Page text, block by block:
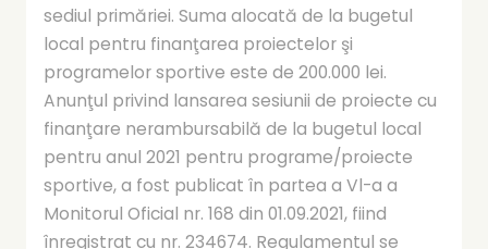
sediul primăriei. Suma alocată de la bugetul
local pentru finanţarea proiectelor şi
programelor sportive este de 200.000 lei.
Anunţul privind lansarea sesiunii de proiecte cu
finanţare nerambursabilă de la bugetul local
pentru anul 2021 pentru programe/proiecte
sportive, a fost publicat în partea a Vl-a a
Monitorul Oficial nr. 168 din 01.09.2021, fiind
înregistrat cu nr. 234674. Regulamentul se